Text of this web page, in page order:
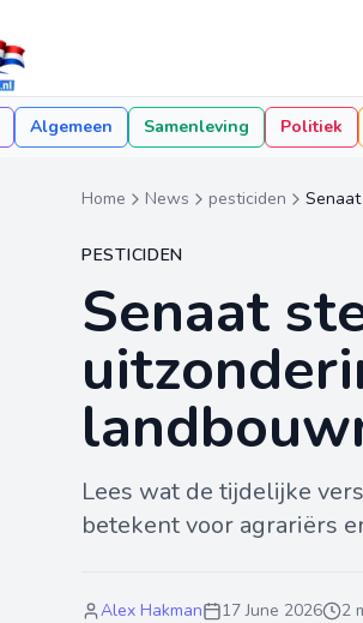
Algemeen Samenleving Politiek
Home News pesticiden
PESTICIDEN
Senaat
Lees wat de tijdelijke
betekent voor agrariërs
Alex Hakman 17 June 2026 2